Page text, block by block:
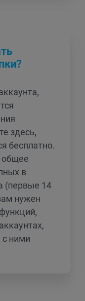
здесь,
бесплатно.
общее
в
(первые 14
нужен
ними